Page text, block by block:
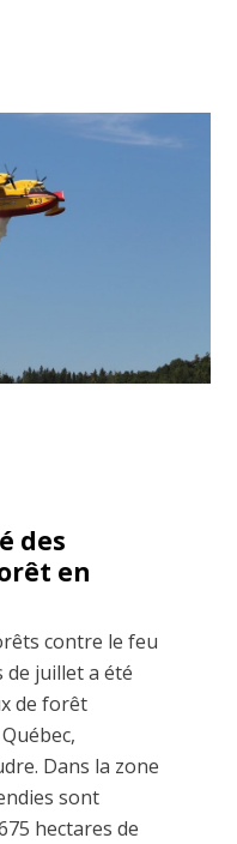
des
en
contre le feu
de juillet a été
de forêt
Dans la zone
sont
hectares de